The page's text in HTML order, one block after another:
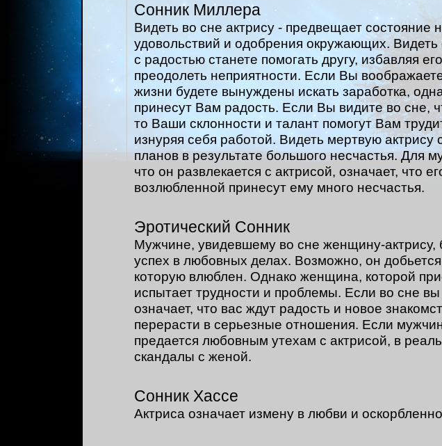
Сонник Миллера
Видеть во сне актрису - предвещает
удовольствий и одобрения окружающих. Видеть
с радостью станете помогать другу, избавляя
преодолеть неприятности. Если Вы
жизни будете вынуждены искать заработка,
принесут Вам радость. Если Вы видите во сне,
то Ваши склонности и талант помогут Вам
изнуряя себя работой. Видеть мертвую
планов в результате большого несчастья. Для
что он развлекается с актрисой, означает, что
возлюбленной принесут ему много несчастья.
Эротический Сонник
Мужчине, увидевшему во сне женщину-актрису,
успех в любовных делах. Возможно, он
которую влюблен. Однако женщина, которой
испытает трудности и проблемы. Если во сне
означает, что вас ждут радость и новое
перерасти в серьезные отношения. Если
предается любовным утехам с актрисой, в
скандалы с женой.
Сонник Хассе
Актриса означает измену в любви и